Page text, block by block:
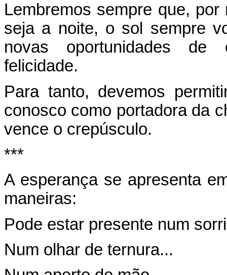
Lembremos sempre que,
seja a noite, o sol sempre
novas oportunidades de
felicidade.
Para tanto, devemos
conosco como portadora da
vence o crepúsculo.
***
A esperança se apresenta
maneiras:
Pode estar presente num
Num olhar de ternura...